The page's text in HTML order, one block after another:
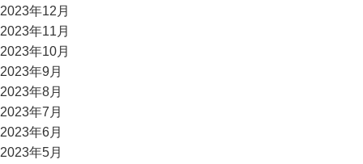
2023年12月
2023年11月
2023年10月
2023年9月
2023年8月
2023年7月
2023年6月
2023年5月